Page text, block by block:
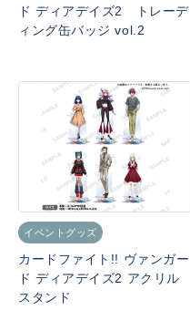
ド ディアデイズ2 トレーデ
ィング缶バッジ vol.2
イベントグッズ
カードファイト!! ヴァンガー
ド ディアデイズ2 アクリル
スタンド